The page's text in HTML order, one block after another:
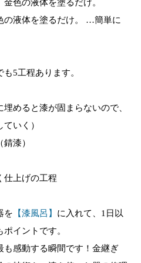
色の液体を塗るだけ。
の液体を塗るだけ。 …簡単に
5工程あります。
めると漆が固まらないので、
いく）
漆）
上げの工程
を 【漆風呂】 に入れて、1日以
イントです。
感動する瞬間です！金継ぎ